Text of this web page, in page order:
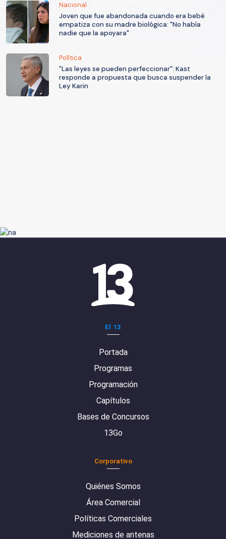
Nacional
Joven que fue abandonada cuando era bebé
empatiza con su madre biológica: "No había
nadie que la apoyara"
Política
"Las leyes se pueden perfeccionar": Kast
responde a propuesta que busca suspender la
Ley Karin
El 13
Portada
Programas
Programación
Capítulos
Bases de Concursos
13Go
Corporativo
Quiénes Somos
Área Comercial
Políticas Comerciales
Mediciones de antenas